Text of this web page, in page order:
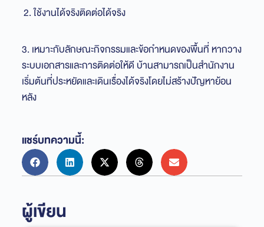
2. ใช้งานได้จริงติดต่อได้จริง
3. เหมาะกับลักษณะกิจกรรมและข้อกำหนดของพื้นที่ หากวาง
ระบบเอกสารและการติดต่อให้ดี บ้านสามารถเป็นสำนักงาน
เริ่มต้นที่ประหยัดและเดินเรื่องได้จริงโดยไม่สร้างปัญหาย้อน
หลัง
แชร์บทความนี้:
ผู้เขียน